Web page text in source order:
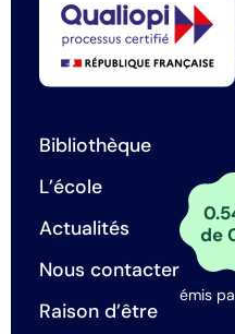
Bibliothèque
L’école
Actualités
Nous contacter
Raison d’être
de
émis